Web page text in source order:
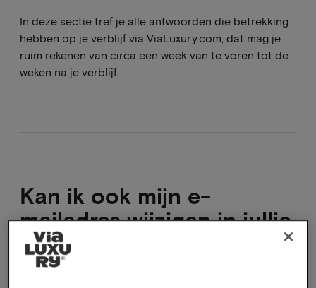
In deze sectie tref je alle antwoorden die betrekking
hebben op je verblijf via ViaLuxury.com, dat mag je
ruim rekenen van circa een week van te voren tot de
weken na je verblijf.
Kan ik ook mijn e-
mailadres wijzigen in jullie
systeem?